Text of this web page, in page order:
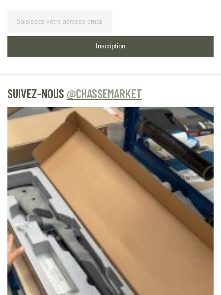
Inscription
SUIVEZ-NOUS @CHASSEMARKET